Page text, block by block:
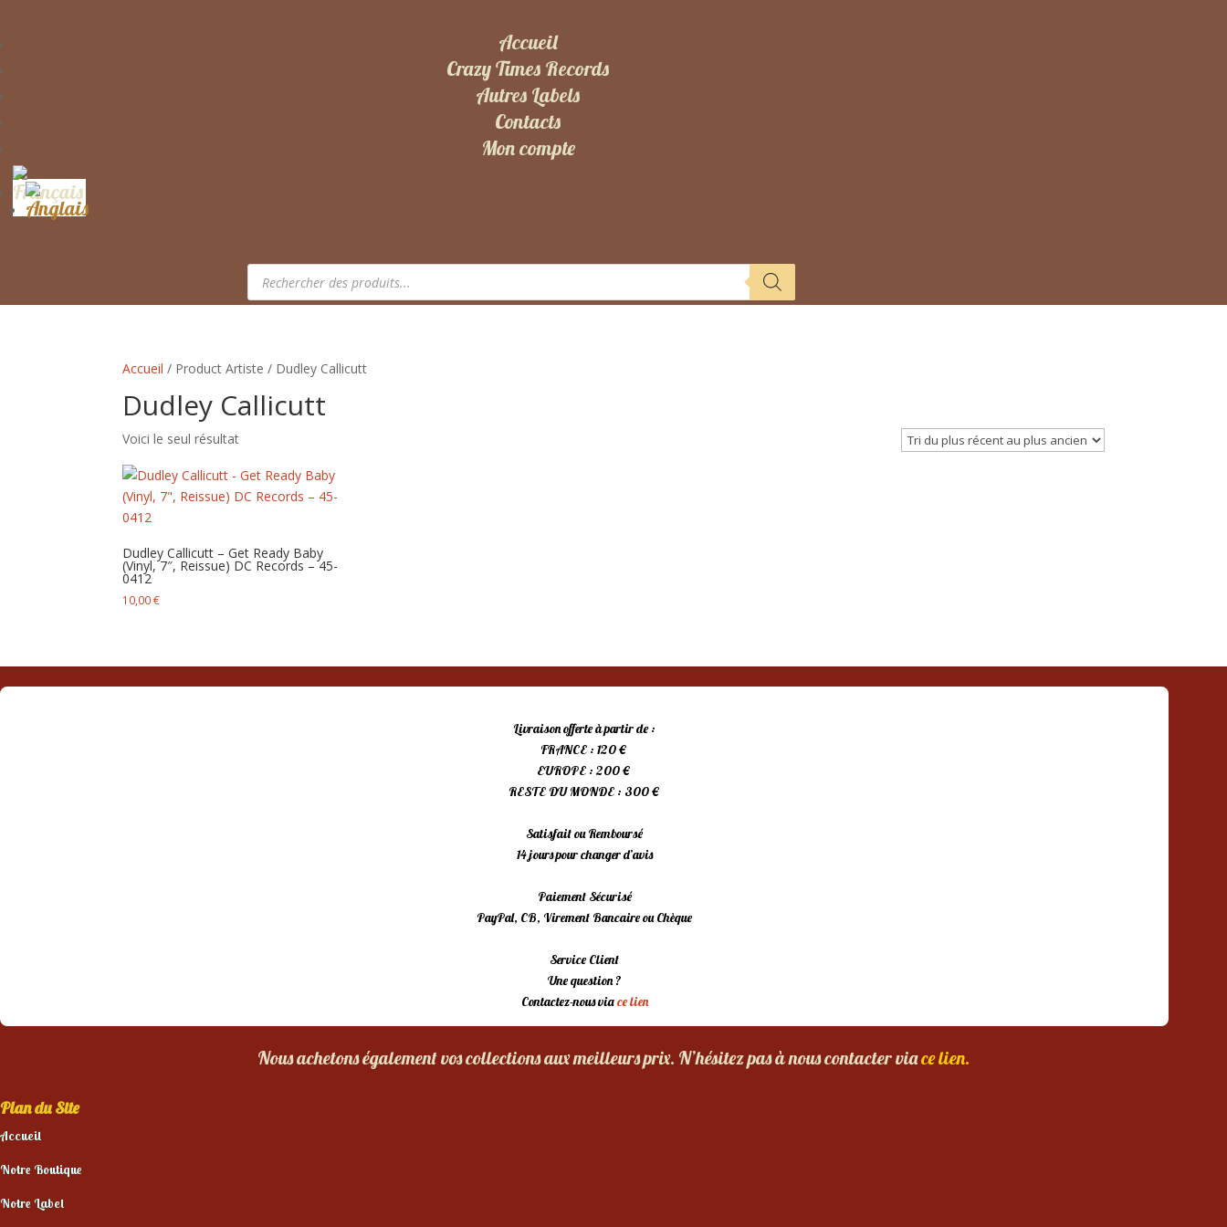
Accueil
Crazy Times Records
Autres Labels
Contacts
Mon compte
Recherche
produits
Accueil / Product Artiste / Dudley Callicutt
Dudley Callicutt
Voici le seul résultat
Dudley Callicutt – Get Ready Baby
(Vinyl, 7″, Reissue) DC Records – 45-
0412
10,00€
Livraison offerte à partir de :
FRANCE : 120 €
EUROPE : 200 €
RESTE DU MONDE : 300 €
Satisfait ou Remboursé
14 jours pour changer d’avis
Paiement Sécurisé
PayPal, CB, Virement Bancaire ou Chèque
Service Client
Une question ?
Contactez-nous viace lien
Nous achetons également vos collections aux meilleurs prix. N’hésitez pas à nous contacter viace lien.
Plan du Site
Accueil
Notre Boutique
Notre Label